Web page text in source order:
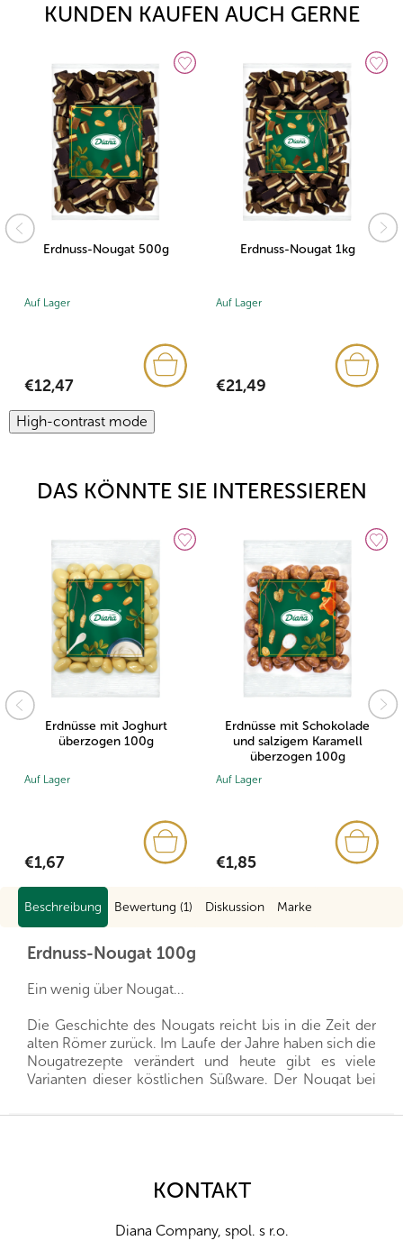
KUNDEN KAUFEN AUCH GERNE
Erdnuss-Nougat 500g
Auf Lager
€12,47
Erdnuss-Nougat 1kg
Auf Lager
€21,49
High-contrast mode
DAS KÖNNTE SIE INTERESSIEREN
Erdnüsse mit Joghurt
überzogen 100g
Auf Lager
€1,67
Erdnüsse mit Schokolade
und salzigem Karamell
überzogen 100g
Auf Lager
€1,85
Beschreibung Bewertung (1) Diskussion Marke
Erdnuss-Nougat 100g
Ein wenig über Nougat...
Die Geschichte des Nougats reicht bis in die Zeit der
alten Römer zurück. Im Laufe der Jahre haben sich die
Nougatrezepte verändert und heute gibt es viele
Varianten dieser köstlichen Süßware. Der Nougat bei
Geschmackserlebnis so abwechslungsreich wie
wird die große Nougatscheibe dann in die typischen
wird in sorgfältiger Handarbeit durchgeführt und die
Nussbasis wird aus unseren erstklassigen Nüssen
KONTAKT
Diana Company, spol. s r.o.